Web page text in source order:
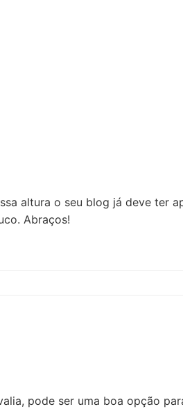
altura o seu blog já deve ter
Abraços!
pode ser uma boa opção